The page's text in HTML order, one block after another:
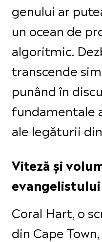
genului ar
un ocean de
algoritmic.
transcende
punând în
fundamentale
ale legăturii
Viteză și
evangelistului
Coral Hart, o
din Cape